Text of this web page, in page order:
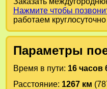
Нажмите чтобы
работаем круглосуточно
Параметры
Время в пути: 16 часов
Расстояние: 1267 км